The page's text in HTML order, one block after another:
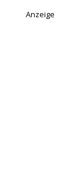
Anzeige